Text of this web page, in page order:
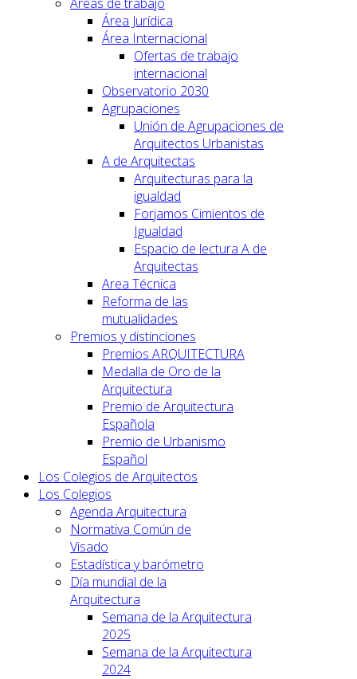
Área Jurídica
Área Internacional
Ofertas de trabajo
internacional
Observatorio 2030
Agrupaciones
Unión de Agrupaciones de
Arquitectos Urbanistas
A de Arquitectas
Arquitecturas para la
igualdad
Forjamos Cimientos de
Igualdad
Espacio de lectura A de
Arquitectas
Area Técnica
Reforma de las
mutualidades
Premios y distinciones
Premios ARQUITECTURA
Medalla de Oro de la
Arquitectura
Premio de Arquitectura
Española
Premio de Urbanismo
Español
Los Colegios de Arquitectos
Los Colegios
Agenda Arquitectura
Normativa Común de
Visado
Estadística y barómetro
Día mundial de la
Arquitectura
Semana de la Arquitectura
2025
Semana de la Arquitectura
2024